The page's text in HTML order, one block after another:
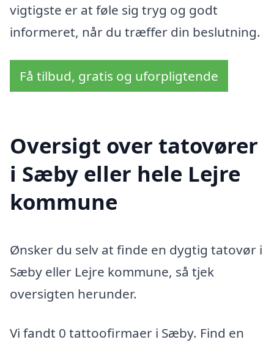
vigtigste er at føle sig tryg og godt
informeret, når du træffer din beslutning.
Få tilbud, gratis og uforpligtende
Oversigt over tatovører
i Sæby eller hele Lejre
kommune
Ønsker du selv at finde en dygtig tatovør i
Sæby eller Lejre kommune, så tjek
oversigten herunder.
Vi fandt 0 tattoofirmaer i Sæby. Find en